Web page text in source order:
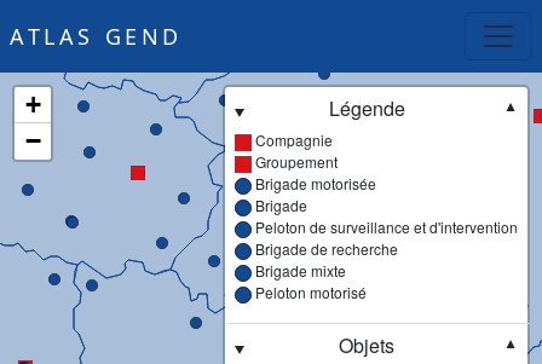
ATLAS GEND
+
−
Légende
▼
Compagnie
Groupement
Brigade motorisée
Brigade
Peloton de surveillance et d'intervention
Brigade de recherche
Brigade mixte
Peloton motorisé
Objets
▼